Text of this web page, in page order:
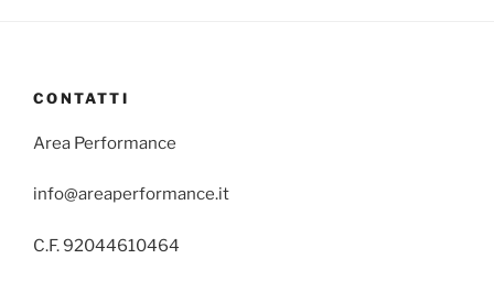
CONTATTI
Area Performance
info@areaperformance.it
C.F. 92044610464